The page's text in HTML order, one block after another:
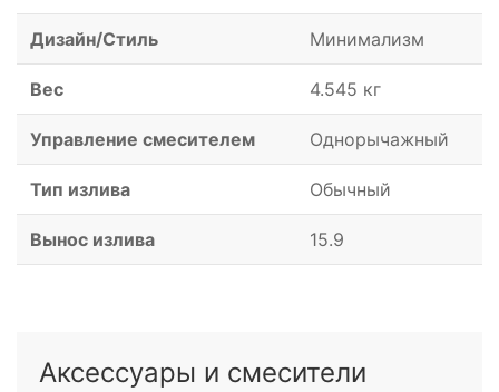
Дизайн/Стиль Минимализм
Вес 4.545 кг
Управление смесителем Однорычажный
Тип излива Обычный
Вынос излива 15.9
Аксессуары и смесители